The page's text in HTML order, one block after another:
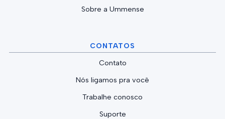
Sobre a Ummense
CONTATOS
Contato
Nós ligamos pra você
Trabalhe conosco
Suporte